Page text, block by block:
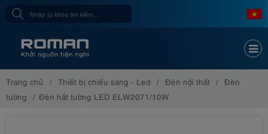
Trang chủ Thiết bị chiếu sáng - Led Đèn nội thất
Đèn
tường
Đèn hắt tường LED ELW2071/10W